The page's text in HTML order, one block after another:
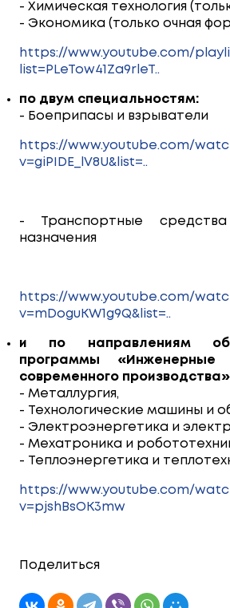
- Химическая технология
- Экономика (только очная
https://www.youtube.com/
list=PLeTow41Za9rleT..
по двум специальностям:
- Боеприпасы и взрыватели
https://www.youtube.com/
v=giPIDE_lV8U&list=..
- Транспортные средства
назначения
https://www.youtube.com/
v=mDoguKW1g9Q&list=..
и по направлениям
программы
современного
- Металлургия,
- Технологические машины и
- Электроэнергетика и
- Мехатроника и
- Теплоэнергетика и
https://www.youtube.com/
v=pjshBsOK3mw
Поделиться